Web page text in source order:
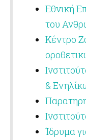
Εθνική
του
Κέντρο
&
Ίδρυμα